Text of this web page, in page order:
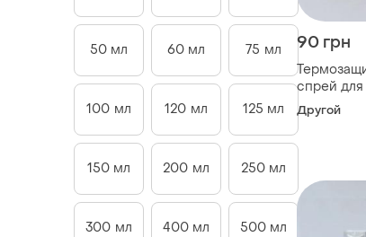
90 грн
спрей
Другой
50 мл 60 мл 75 мл
100 мл 120 мл 125 мл
150 мл 200 мл 250 мл
300 мл 400 мл 500 мл